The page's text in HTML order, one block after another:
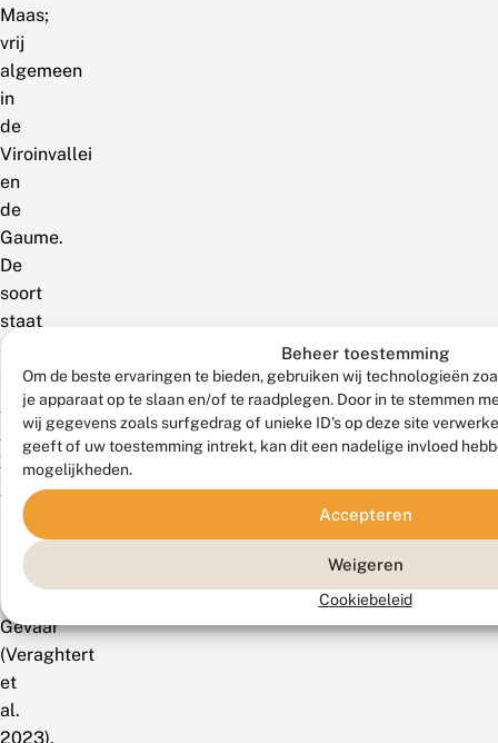
Beheer toestemming
Om de beste ervaringen te bieden, gebruiken wij technologieën
je apparaat op te slaan en/of te raadplegen. Door in te stemmen
wij gegevens zoals surfgedrag of unieke ID's op deze site
geeft of uw toestemming intrekt, kan dit een nadelige invloed
mogelijkheden.
Accepteren
Weigeren
Cookiebeleid
Maas;
vrij
algemeen
in
de
Viroinvallei
en
de
Gaume.
De
soort
staat
op
Rode
Lijst
van
Vlaanderen
als
Momenteel
niet
Gevaar
(Veraghtert
et
al.
2023).